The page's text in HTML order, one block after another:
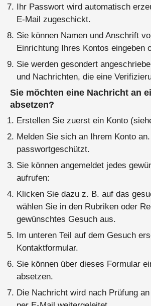
Ihr Passwort wird automatisch
E-Mail zugeschickt.
Sie können Namen und Anschrift
Einrichtung Ihres Kontos eingeben
Sie werden gesondert
und Nachrichten, die eine
Sie möchten eine Nachricht an
absetzen?
Erstellen Sie zuerst ein Konto
Melden Sie sich an Ihrem Konto
passwortgeschützt.
Sie können angemeldet jedes
aufrufen:
Klicken Sie dazu z. B. auf das
wählen Sie in den Rubriken oder
gewünschtes Gesuch aus.
Im unteren Teil auf dem Gesuch
Kontaktformular.
Sie können über dieses Formular
absetzen.
Die Nachricht wird nach Prüfung